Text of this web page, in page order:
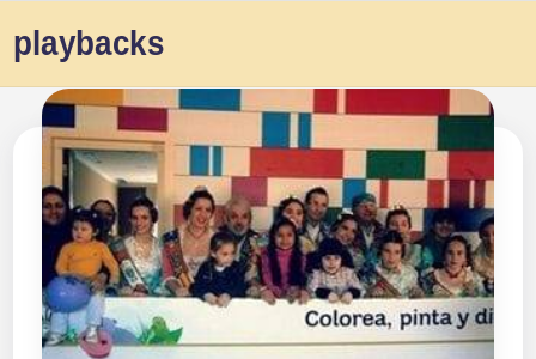
playbacks